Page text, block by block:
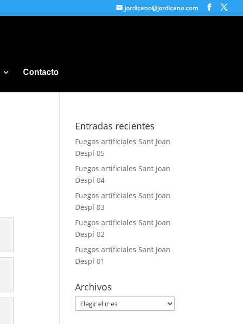
jordicano@jordicano.com
Contacto
Entradas recientes
Fuegos artificiales Sant Joan
Despí 05
Fuegos artificiales Sant Joan
Despí 04
Fuegos artificiales Sant Joan
Despí 03
Fuegos artificiales Sant Joan
Despí 02
Fuegos artificiales Sant Joan
Despí 01
Archivos
Archivos